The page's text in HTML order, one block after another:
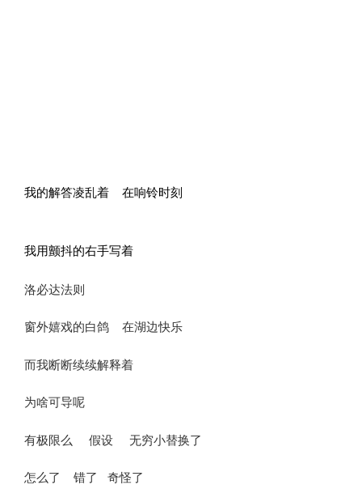
我的解答凌乱着 在响铃时刻
我用颤抖的右手写着
洛必达法则
窗外嬉戏的白鸽 在湖边快乐
而我断断续续解释着
为啥可导呢
有极限么 假设 无穷小替换了
怎么了 错了 奇怪了